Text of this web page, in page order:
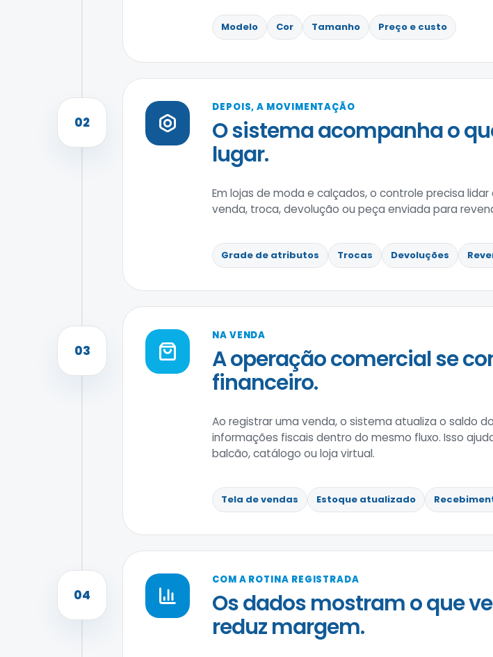
Modelo Cor Tamanho Preço e custo
02
DEPOIS, A MOVIMENTAÇÃO
O sistema acompanha o
lugar.
Em lojas de moda e calçados, o controle precisa
venda, troca, devolução ou peça enviada para
Grade de atributos Trocas Devoluções
03
NA VENDA
A operação comercial se
financeiro.
Ao registrar uma venda, o sistema atualiza o saldo
informações fiscais dentro do mesmo fluxo. Isso
balcão, catálogo ou loja virtual.
Tela de vendas Estoque atualizado
04
COM A ROTINA REGISTRADA
Os dados mostram o que
reduz margem.